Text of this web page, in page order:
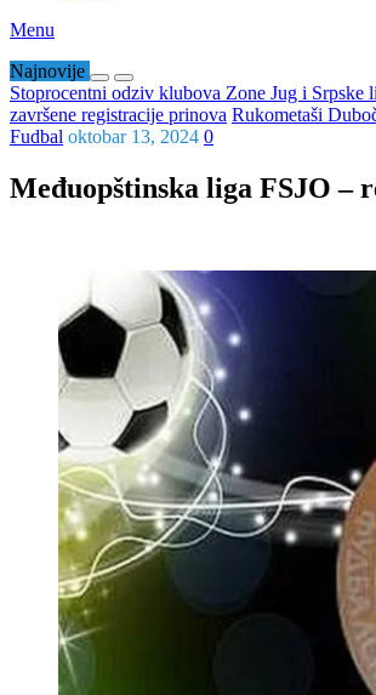
Menu
Najnovije
Stoprocentni odziv klubova Zone Jug i Srpske
završene registracije prinova Rukometaši
Fudbal oktobar 13, 2024 0
Međuopštinska liga FSJO –